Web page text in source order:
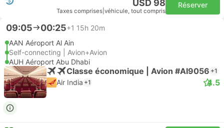
USD 98
Taxes comprises véhicule, tout compris
Réserver
09:05 00:25+1 15h 20m
AAN Aéroport Al Ain
Self-connecting | Avion+Avion
AUH Aéroport Abu Dhabi
Classe économique | Avion #AI9056 +1
Air India +1 4.5